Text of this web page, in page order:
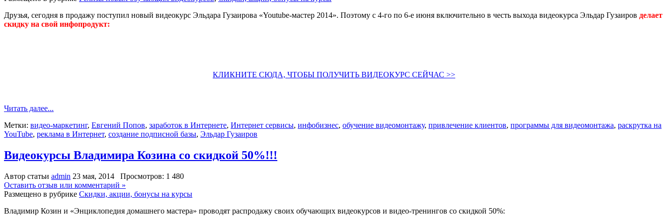
Друзья, сегодня в продажу поступил новый видеокурс Эльдара Гузаирова «Youtube-мастер 2014». Поэтому с 4-го по 6-е июня включительно в честь выхода видеокурса Эльдар Гузаиров делает
скидку на свой инфопродукт:
КЛИКНИТЕ СЮДА, ЧТОБЫ ПОЛУЧИТЬ ВИДЕОКУРС СЕЙЧАС >>
Читать далее...
Метки: видео-маркетинг, Евгений Попов, заработок в Интернете, Интернет сервисы, инфобизнес, обучение видеомонтажу, привлечение клиентов, программы для видеомонтажа, раскрутка на
YouTube, реклама в Интернет, создание подписной базы, Эльдар Гузаиров
Видеокурсы Владимира Козина со скидкой 50%!!!
Автор статьи admin 23 мая, 2014 Просмотров: 1 480
Оставить отзыв или комментарий »
Размещено в рубрике Скидки, акции, бонусы на курсы
Владимир Козин и «Энциклопедия домашнего мастера» проводят распродажу своих обучающих видеокурсов и видео-тренингов со скидкой 50%: